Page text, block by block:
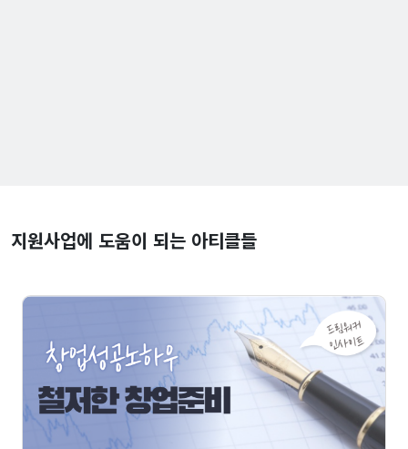
지원사업에 도움이 되는 아티클들